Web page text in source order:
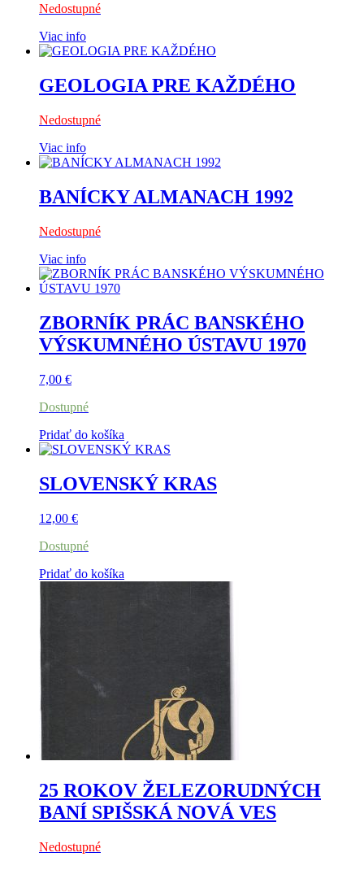
Nedostupné
Viac info
GEOLOGIA PRE KAŽDÉHO
Nedostupné
Viac info
BANÍCKY ALMANACH 1992
Nedostupné
Viac info
ZBORNÍK PRÁC BANSKÉHO
VÝSKUMNÉHO ÚSTAVU 1970
7,00 €
Dostupné
Pridať do košíka
SLOVENSKÝ KRAS
12,00 €
Dostupné
Pridať do košíka
25 ROKOV ŽELEZORUDNÝCH
BANÍ SPIŠSKÁ NOVÁ VES
Nedostupné